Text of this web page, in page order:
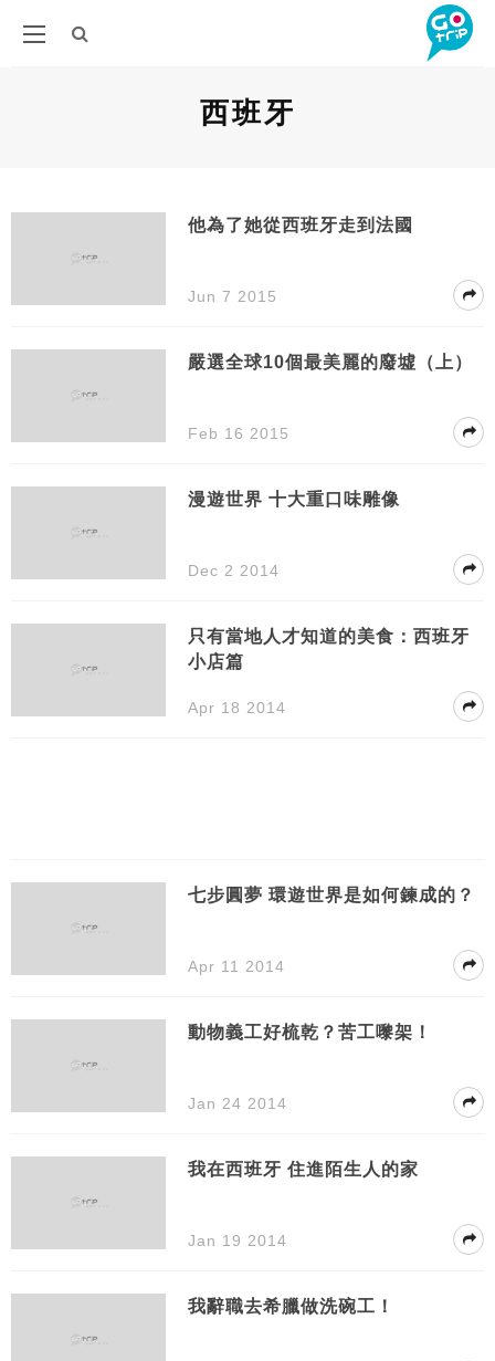
西班牙
他為了她從西班牙走到法國
Jun 7 2015
嚴選全球10個最美麗的廢墟（上）
Feb 16 2015
漫遊世界 十大重口味雕像
Dec 2 2014
只有當地人才知道的美食：西班牙
小店篇
Apr 18 2014
七步圓夢 環遊世界是如何鍊成的？
Apr 11 2014
動物義工好梳乾？苦工嚟架！
Jan 24 2014
我在西班牙 住進陌生人的家
Jan 19 2014
我辭職去希臘做洗碗工！